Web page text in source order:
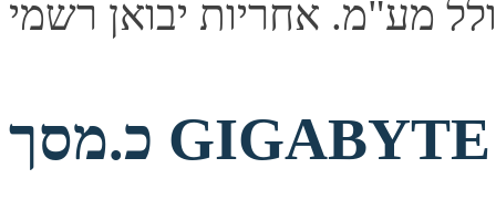
כ.מסך GIGABYTE GeForce RTX 5070